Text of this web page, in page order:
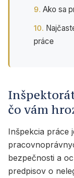
Ako sa
práce
čo vám
Inšpekcia práce
bezpečnosti a
predpisov o